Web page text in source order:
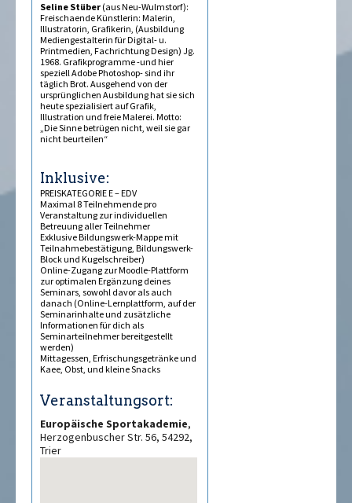
Seline Stüber (aus Neu-Wulmstorf):
Freischaffende Künstlerin: Malerin,
Illustratorin, Grafikerin, (Ausbildung
Mediengestalterin für Digital- u.
Printmedien, Fachrichtung Design) Jg.
1968. Grafikprogramme -und hier
speziell Adobe Photoshop- sind ihr
täglich Brot. Ausgehend von der
ursprünglichen Ausbildung hat sie sich
heute spezialisiert auf Grafik,
Illustration und freie Malerei. Motto:
„Die Sinne betrügen nicht, weil sie gar
nicht beurteilen“
Inklusive:
PREISKATEGORIE E – EDV
Maximal 8 Teilnehmende pro
Veranstaltung zur individuellen
Betreuung aller Teilnehmer
Exklusive Bildungswerk-Mappe mit
Teilnahmebestätigung, Bildungswerk-
Block und Kugelschreiber)
Online-Zugang zur Moodle-Plattform
zur optimalen Ergänzung deines
Seminars, sowohl davor als auch
danach (Online-Lernplattform, auf der
Seminarinhalte und zusätzliche
Informationen für dich als
Seminarteilnehmer bereitgestellt
werden)
Mittagessen, Erfrischungsgetränke und
Kaffee, Obst, und kleine Snacks
Veranstaltungsort:
Europäische Sportakademie,
Herzogenbuscher Str. 56, 54292,
Trier